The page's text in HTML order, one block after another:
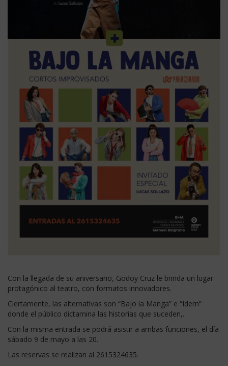
Con la llegada de su aniversario, Godoy Cruz le brinda un lugar
protagónico al teatro, con formatos innovadores.
Ciertamente, las alternativas son “Bajo la Manga” e “Idem”
donde el público dictamina las historias que suceden,.
Con la misma entrada se podrá asistir a ambas funciones, el día
sábado 9 de mayo a las 20.
Las reservas se realizan al 2615324635.